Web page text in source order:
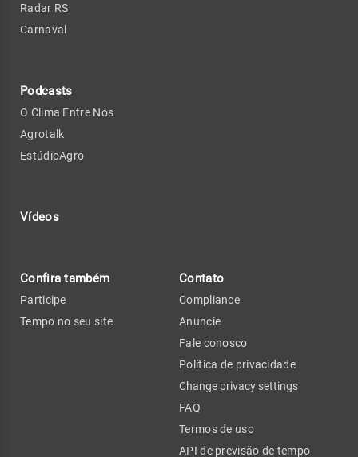
Radar RS
Carnaval
Podcasts
O Clima Entre Nós
Agrotalk
EstúdioAgro
Vídeos
Confira também
Participe
Tempo no seu site
Contato
Compliance
Anuncie
Fale conosco
Política de privacidade
Change privacy settings
FAQ
Termos de uso
API de previsão de tempo